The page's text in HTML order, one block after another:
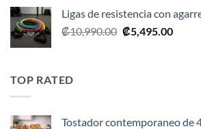
Ligas de resistencia con
₡10,990.00 El
₡5,495.00El
TOP RATED
Tostador contemporaneo de